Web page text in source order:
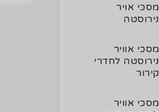
מסכי אויר
נירוסטה
מסכי אוויר
נירוסטה לחדרי
קירור
מסכי אוויר